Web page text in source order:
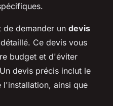
de demander un devis
détaillé. Ce devis vous
budget et d'éviter
devis précis inclut le
l'installation, ainsi que